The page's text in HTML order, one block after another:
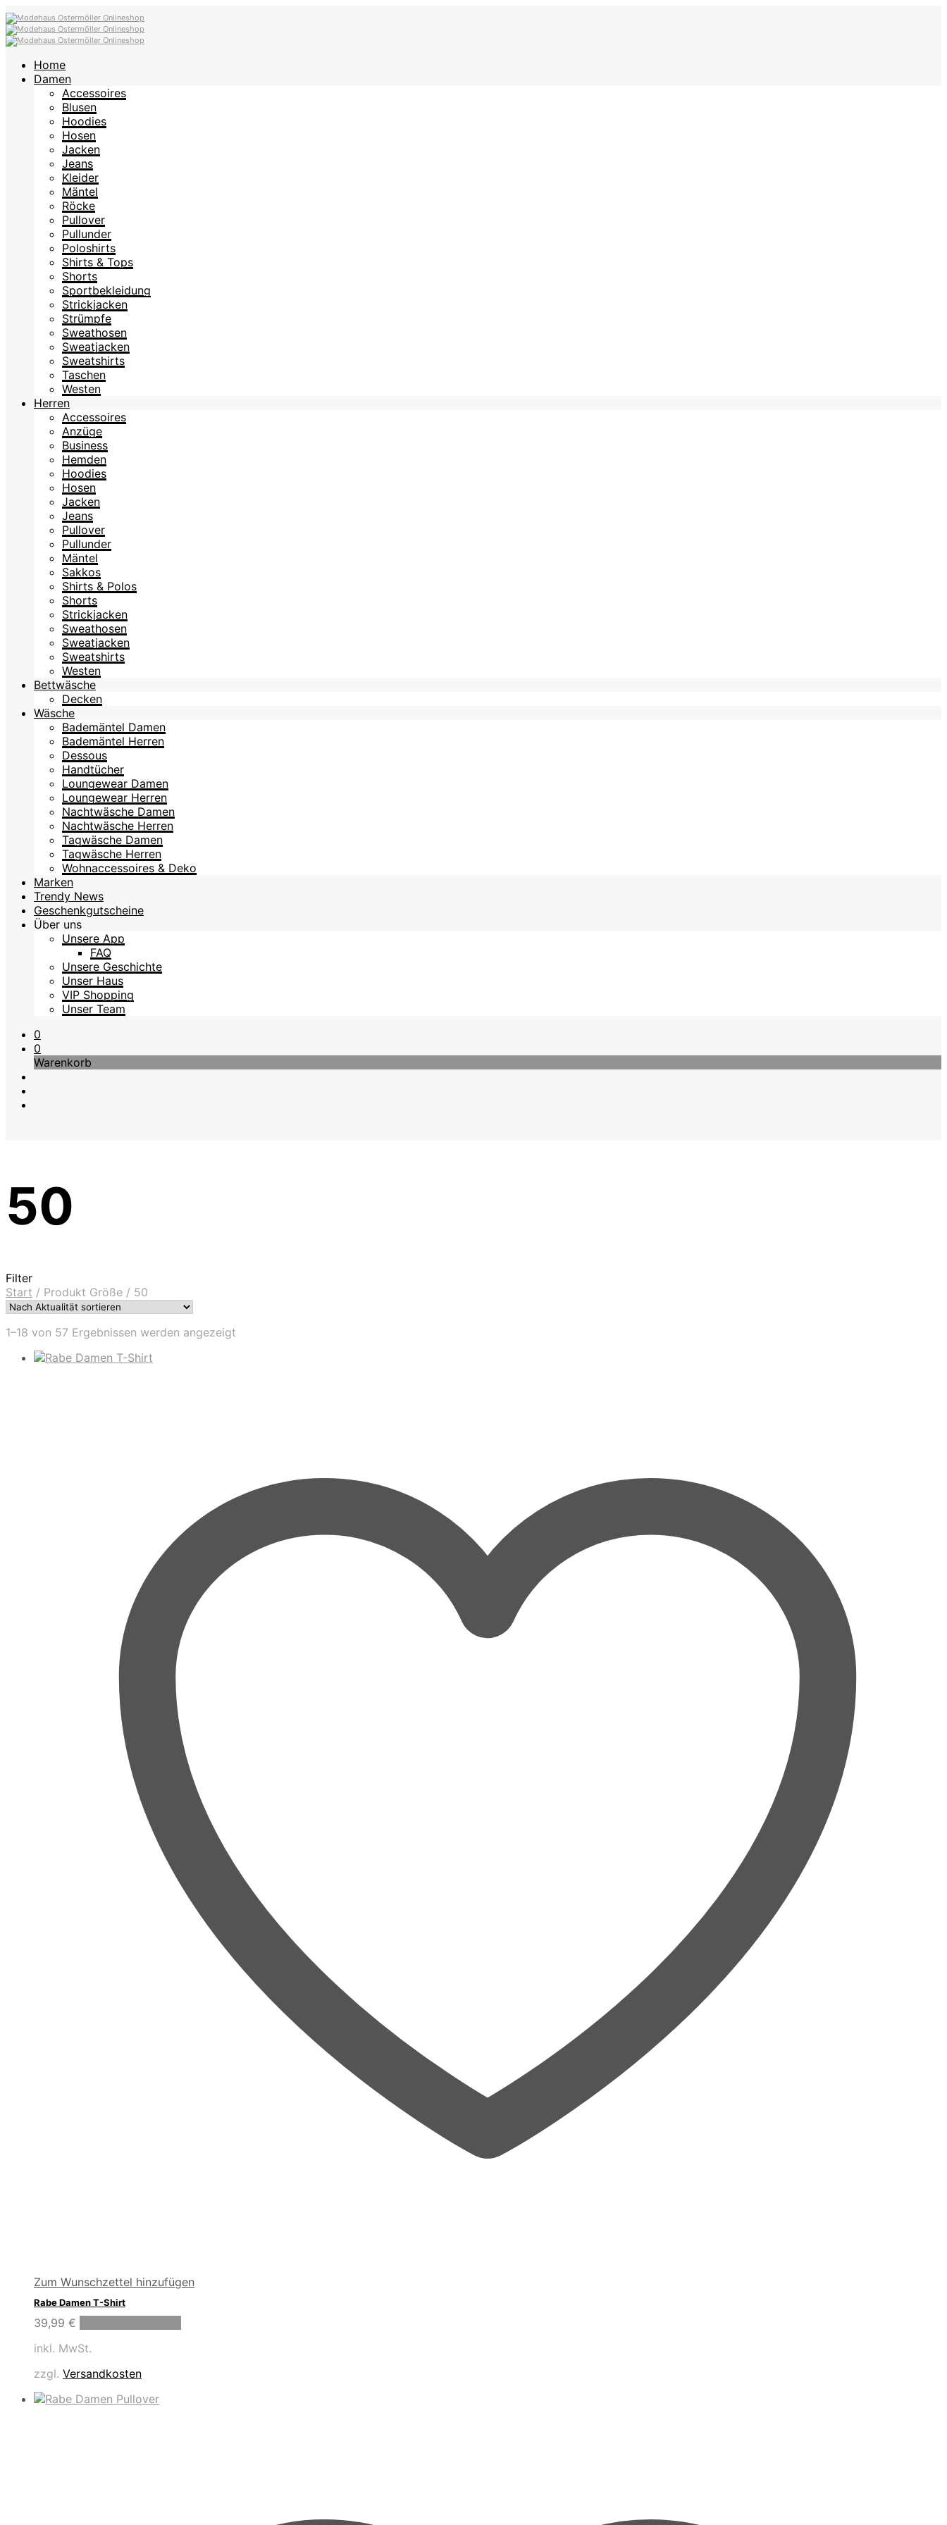
Home
Damen
Accessoires
Blusen
Hoodies
Hosen
Jacken
Jeans
Kleider
Mäntel
Röcke
Pullover
Pullunder
Poloshirts
Shirts & Tops
Shorts
Sportbekleidung
Strickjacken
Strümpfe
Sweathosen
Sweatjacken
Sweatshirts
Taschen
Westen
Herren
Accessoires
Anzüge
Business
Hemden
Hoodies
Hosen
Jacken
Jeans
Pullover
Pullunder
Mäntel
Sakkos
Shirts & Polos
Shorts
Strickjacken
Sweathosen
Sweatjacken
Sweatshirts
Westen
Bettwäsche
Decken
Wäsche
Bademäntel Damen
Bademäntel Herren
Dessous
Handtücher
Loungewear Damen
Loungewear Herren
Nachtwäsche Damen
Nachtwäsche Herren
Tagwäsche Damen
Tagwäsche Herren
Wohnaccessoires & Deko
Marken
Trendy News
Geschenkgutscheine
Über uns
Unsere App
FAQ
Unsere Geschichte
Unser Haus
VIP Shopping
Unser Team
0
0
Warenkorb
50
Filter
Start / Produkt Größe / 50
1–18 von 57 Ergebnissen werden angezeigt
Zum Wunschzettel hinzufügen
Rabe Damen T-Shirt
39,99 €
inkl. MwSt.
zzgl. Versandkosten